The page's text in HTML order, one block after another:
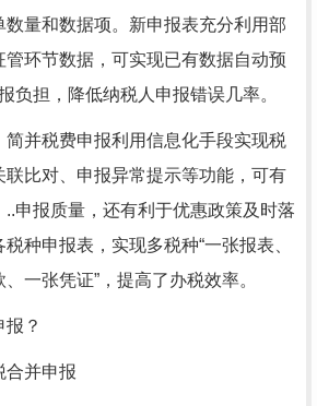
量和数据项。新申报表充分利用部
管环节数据，可实现已有数据自动预
负担，降低纳税人申报错误几率。
简并税费申报利用信息化手段实现税
联比对、申报异常提示等功能，可有
申报质量，还有利于优惠政策及时落
种申报表，实现多税种“一张报表、
一张凭证”，提高了办税效率。
报？
合并申报